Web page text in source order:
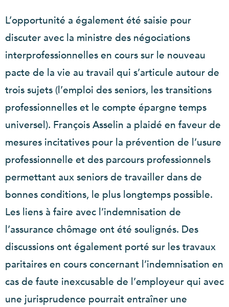
L’opportunité a également été saisie pour
discuter avec la ministre des négociations
interprofessionnelles en cours sur le nouveau
pacte de la vie au travail qui s’articule autour de
trois sujets (l’emploi des seniors, les transitions
professionnelles et le compte épargne temps
universel). François Asselin a plaidé en faveur de
mesures incitatives pour la prévention de l’usure
professionnelle et des parcours professionnels
permettant aux seniors de travailler dans de
bonnes conditions, le plus longtemps possible.
Les liens à faire avec l’indemnisation de
l’assurance chômage ont été soulignés. Des
discussions ont également porté sur les travaux
paritaires en cours concernant l’indemnisation en
cas de faute inexcusable de l’employeur qui avec
une jurisprudence pourrait entraîner une